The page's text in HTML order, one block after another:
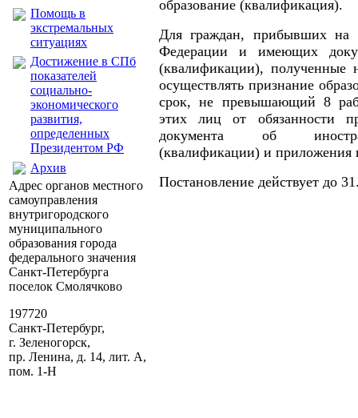
Помощь в
экстремальных
ситуациях
Достижение в СПб
показателей
социально-
экономического
развития,
определенных
Президентом РФ
Архив
Адрес органов местного
самоуправления
внутригородского
муниципального
образования города
федерального значения
Санкт-Петербурга
поселок Смолячково
197720
Санкт-Петербург,
г. Зеленогорск,
пр. Ленина, д. 14, лит. А,
пом. 1-Н
образование (квалификация).
Для граждан, прибывших на
Федерации и имеющих
(квалификации), полученные
осуществлять признание
срок, не превышающий 8
этих лиц от обязанности
документа об
(квалификации) и приложения
Постановление действует до